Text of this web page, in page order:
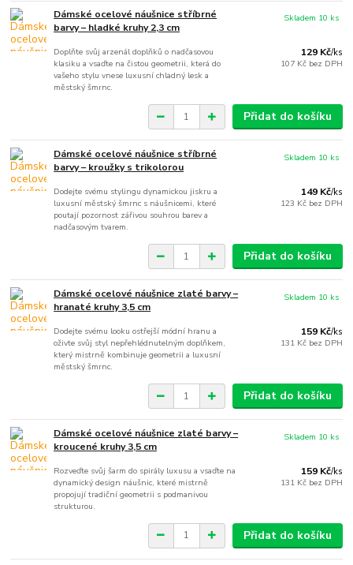
Dámské ocelové náušnice stříbrné
barvy – hladké kruhy 2,3 cm
Doplňte svůj arzenál doplňků o nadčasovou
klasiku a vsaďte na čistou geometrii, která do
vašeho stylu vnese luxusní chladný lesk a
městský šmrnc.
129 Kč/ks
107 Kč bez DPH
Skladem 10 ks
Přidat do košíku
Dámské ocelové náušnice stříbrné
barvy – kroužky s trikolorou
Dodejte svému stylingu dynamickou jiskru a
luxusní městský šmrnc s náušnicemi, které
poutají pozornost zářivou souhrou barev a
nadčasovým tvarem.
149 Kč/ks
123 Kč bez DPH
Skladem 10 ks
Přidat do košíku
Dámské ocelové náušnice zlaté barvy –
hranaté kruhy 3,5 cm
Dodejte svému looku ostřejší módní hranu a
oživte svůj styl nepřehlédnutelným doplňkem,
který mistrně kombinuje geometrii a luxusní
městský šmrnc.
159 Kč/ks
131 Kč bez DPH
Skladem 10 ks
Přidat do košíku
Dámské ocelové náušnice zlaté barvy –
kroucené kruhy 3,5 cm
Rozveďte svůj šarm do spirály luxusu a vsaďte na
dynamický design náušnic, které mistrně
propojují tradiční geometrii s podmanivou
strukturou.
159 Kč/ks
131 Kč bez DPH
Skladem 10 ks
Přidat do košíku